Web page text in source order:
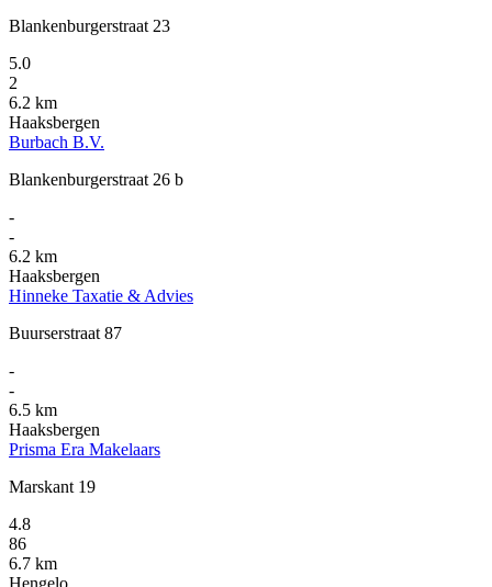
Blankenburgerstraat 23
5.0
2
6.2 km
Haaksbergen
Burbach B.V.
Blankenburgerstraat 26 b
-
-
6.2 km
Haaksbergen
Hinneke Taxatie & Advies
Buurserstraat 87
-
-
6.5 km
Haaksbergen
Prisma Era Makelaars
Marskant 19
4.8
86
6.7 km